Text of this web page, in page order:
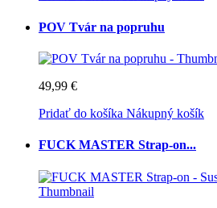
POV Tvár na popruhu
49,99 €
Pridať do košíka Nákupný košík
FUCK MASTER Strap-on...